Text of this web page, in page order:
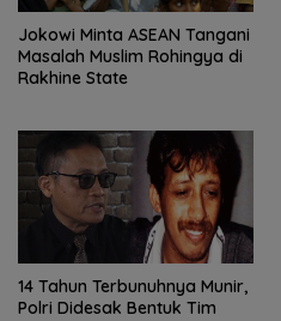
Jokowi Minta ASEAN Tangani
Masalah Muslim Rohingya di
Rakhine State
14 Tahun Terbunuhnya Munir,
Polri Didesak Bentuk Tim